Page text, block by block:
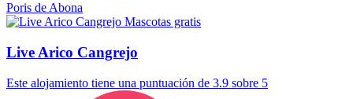
Poris de Abona
Mascotas gratis
Live Arico Cangrejo
Este alojamiento tiene una puntuación de 3.9 sobre 5